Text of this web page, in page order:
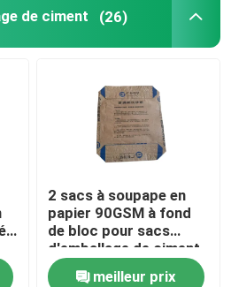
de ciment (26)
2 sacs à soupape en
papier 90GSM à fond
de bloc pour sacs
d'emballage de ciment
de 50 kg
meilleur prix